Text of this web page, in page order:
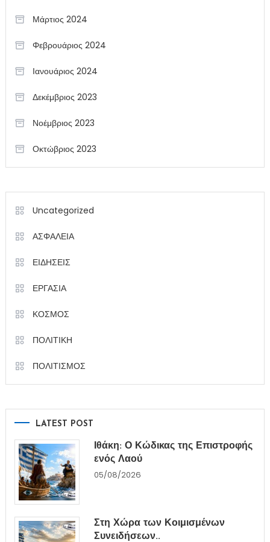
Μάρτιος 2024
Φεβρουάριος 2024
Ιανουάριος 2024
Δεκέμβριος 2023
Νοέμβριος 2023
Οκτώβριος 2023
Uncategorized
ΑΣΦΑΛΕΙΑ
ΕΙΔΗΣΕΙΣ
ΕΡΓΑΣΙΑ
ΚΟΣΜΟΣ
ΠΟΛΙΤΙΚΗ
ΠΟΛΙΤΙΣΜΟΣ
LATEST POST
Ιθάκη: Ο Κώδικας της Επιστροφής
ενός Λαού
05/08/2026
Στη Χώρα των Κοιμισμένων
Συνειδήσεων..